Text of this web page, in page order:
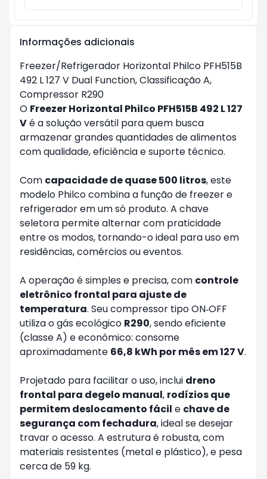
Informações adicionais
Freezer/Refrigerador Horizontal Philco PFH515B
492 L 127 V Dual Function, Classificação A,
Compressor R290
O Freezer Horizontal Philco PFH515B 492 L 127
Vé a solução versátil para quem busca
armazenar grandes quantidades de alimentos
com qualidade, eficiência e suporte técnico.
Com capacidade de quase 500 litros, este
modelo Philco combina a função de freezer e
refrigerador em um só produto. A chave
seletora permite alternar com praticidade
entre os modos, tornando-o ideal para uso em
residências, comércios ou eventos.
A operação é simples e precisa, com controle
eletrônico frontal para ajuste de
temperatura. Seu compressor tipo ON‐OFF
utiliza o gás ecológico R290, sendo eficiente
(classe A) e econômico: consome
aproximadamente 66,8 kWh por mês em 127 V.
Projetado para facilitar o uso, inclui dreno
frontal para degelo manual, rodízios que
permitem deslocamento fácil e chave de
segurança com fechadura, ideal se desejar
travar o acesso. A estrutura é robusta, com
materiais resistentes (metal e plástico), e pesa
cerca de 59 kg.